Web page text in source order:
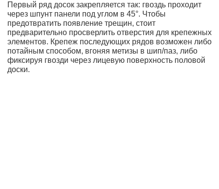
Первый ряд досок закрепляется так: гвоздь проходит
через шпунт панели под углом в 45°. Чтобы
предотвратить появление трещин, стоит
предварительно просверлить отверстия для крепежных
элементов. Крепеж последующих рядов возможен либо
потайным способом, вгоняя метизы в шип/паз, либо
фиксируя гвозди через лицевую поверхность половой
доски.